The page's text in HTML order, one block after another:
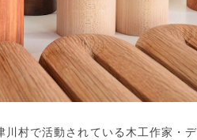
村で活動されている木工作家・